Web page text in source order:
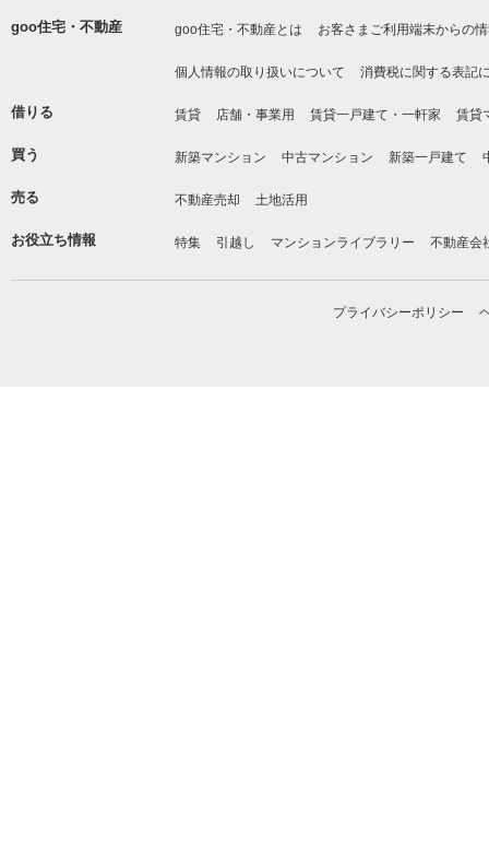
goo住宅・不動産 goo住宅・不動産とは お客さまご利用端末からの
個人情報の取り扱いについて 消費税に関する表記
借りる 賃貸 店舗・事業用 賃貸一戸建て・一軒家 賃貸
買う 新築マンション 中古マンション 新築一戸建て
売る 不動産売却 土地活用
お役立ち情報 特集 引越し マンションライブラリー 不動産会
プライバシーポリシー